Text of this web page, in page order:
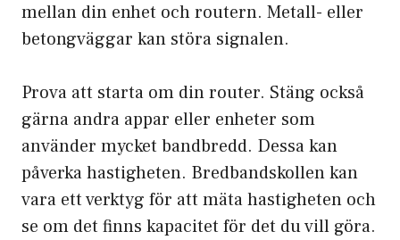
mellan din enhet och routern. Metall- eller
betongväggar kan störa signalen.
Prova att starta om din router. Stäng också
gärna andra appar eller enheter som
använder mycket bandbredd. Dessa kan
påverka hastigheten. Bredbandskollen kan
vara ett verktyg för att mäta hastigheten och
se om det finns kapacitet för det du vill göra.